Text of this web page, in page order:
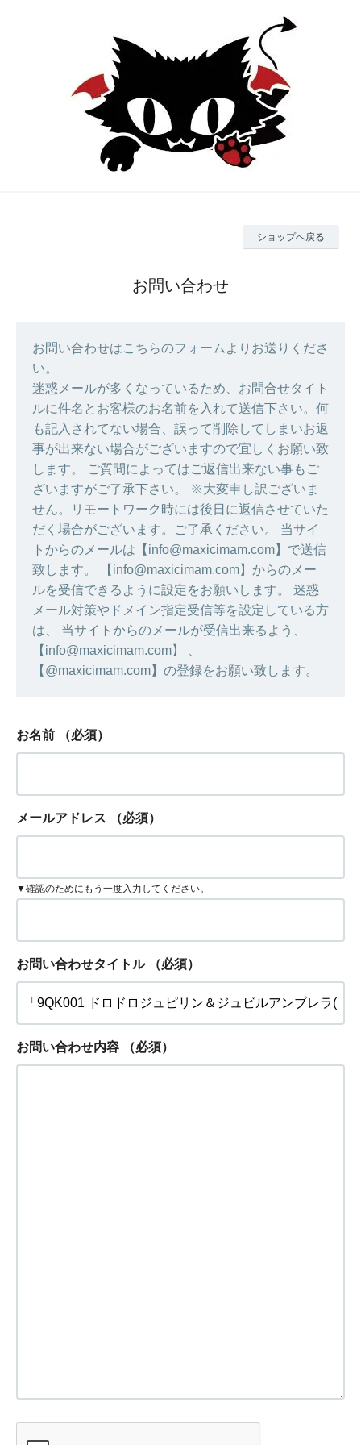
ショップへ戻る
お問い合わせ
お問い合わせはこちらのフォームよりお送りくださ
い。
迷惑メールが多くなっているため、お問合せタイト
ルに件名とお客様のお名前を入れて送信下さい。何
も記入されてない場合、誤って削除してしまいお返
事が出来ない場合がございますので宜しくお願い致
します。 ご質問によってはご返信出来ない事もご
ざいますがご了承下さい。 ※大変申し訳ございま
せん。リモートワーク時には後日に返信させていた
だく場合がございます。ご了承ください。 当サイ
トからのメールは【info@maxicimam.com】で送信
致します。 【info@maxicimam.com】からのメー
ルを受信できるように設定をお願いします。 迷惑
メール対策やドメイン指定受信等を設定している方
は、 当サイトからのメールが受信出来るよう、
【info@maxicimam.com】 、
【@maxicimam.com】の登録をお願い致します。
お名前 （必須）
メールアドレス （必須）
▼確認のためにもう一度入力してください。
お問い合わせタイトル （必須）
お問い合わせ内容 （必須）